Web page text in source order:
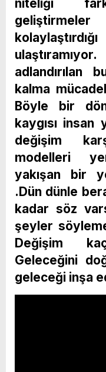
niteliği
adlandırılan
kalma
Böyle bir
kaygısı
değişim
modelleri
yakışan bir
.Dün dünle
kadar söz
şeyler
Değişim
Geleceğini
geleceği inşa